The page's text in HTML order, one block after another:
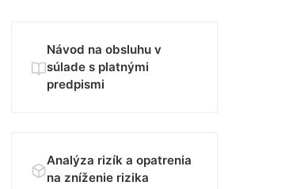
Návod na obsluhu v
súlade s platnými
predpismi
Analýza rizík a opatrenia
na zníženie rizika